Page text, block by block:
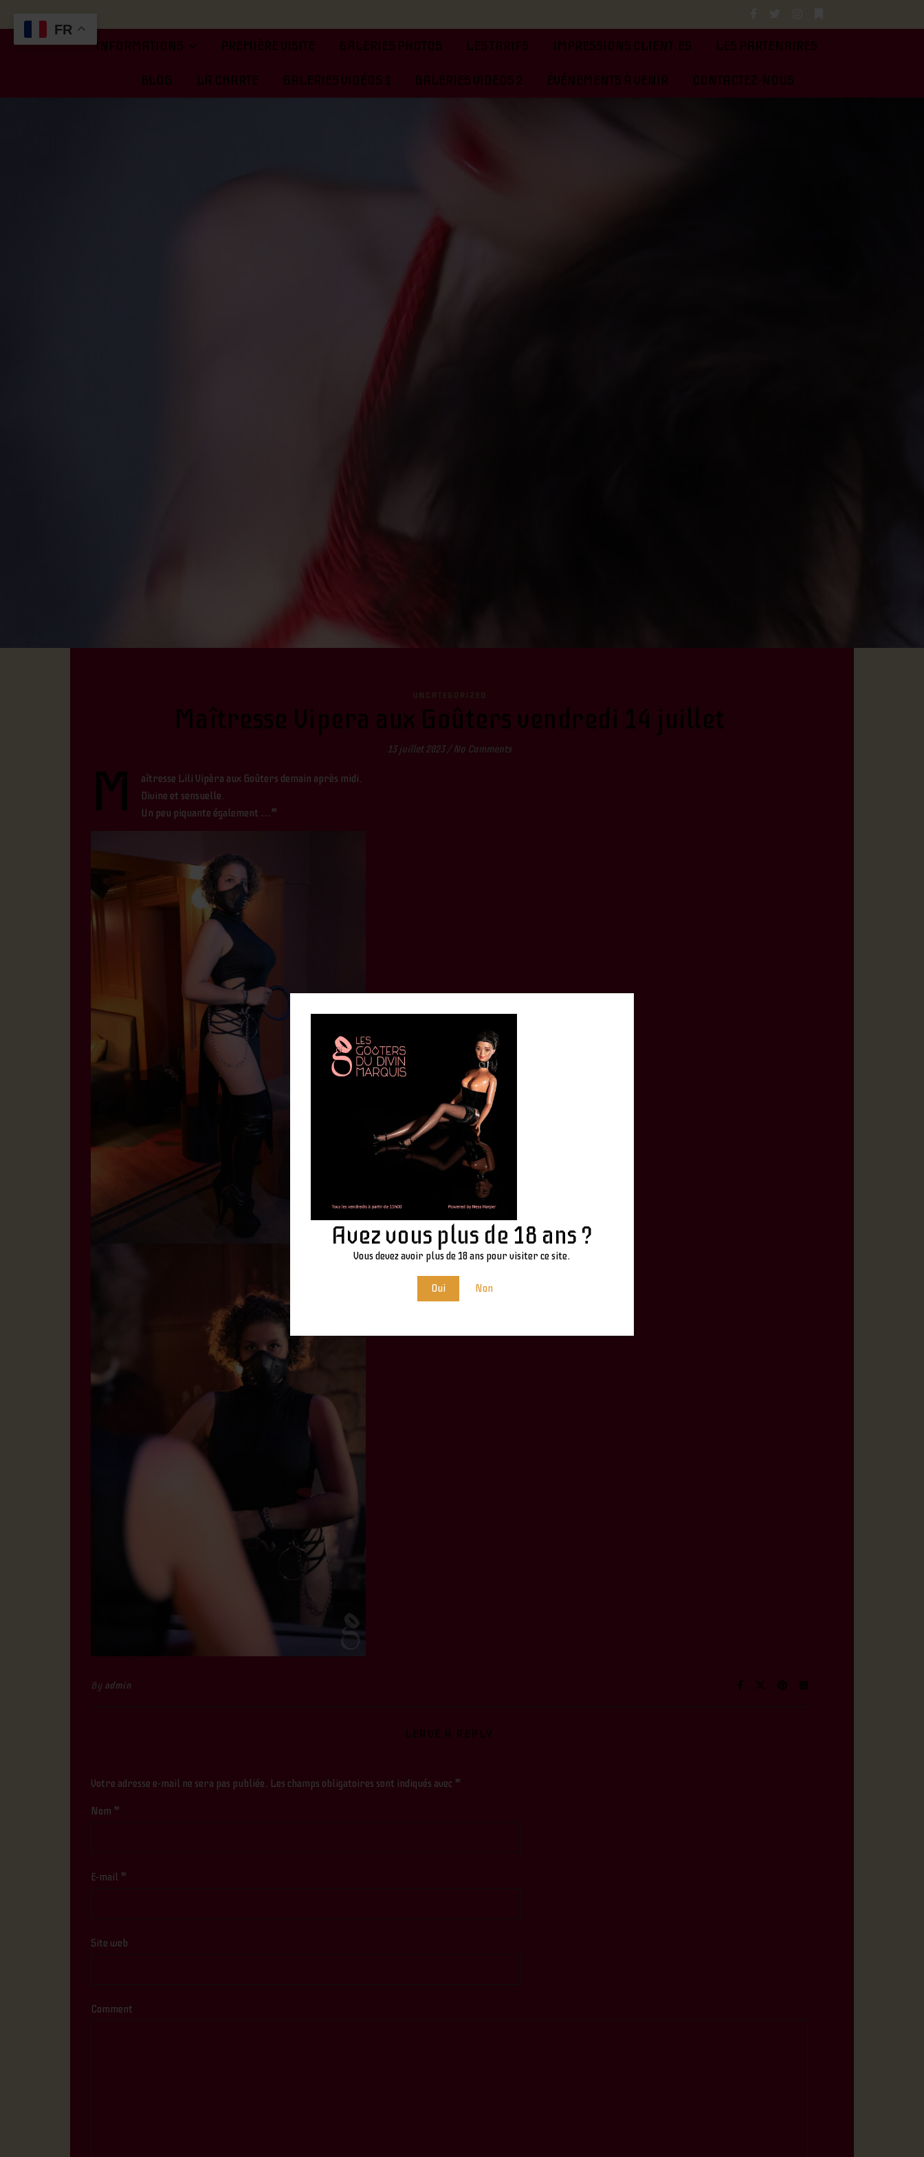
Avez vous plus de 18 ans ?
Vous devez avoir plus de 18 ans pour visiter ce site.
Oui Non
INFORMATIONS PREMIÈRE VISITE GALERIES PHOTOS LES TARIFS IMPRESSIONS CLIENT.ES LES PARTENAIRES
BLOG LA CHARTE GALERIES VIDÉOS 1 GALERIES VIDEOS 2 ÉVÉNEMENTS À VENIR CONTACTEZ-NOUS
UNCATEGORIZED
Maîtresse Vipera aux Goûters vendredi 14 juillet
13 juillet 2023 / No Comments
M
aîtresse Lili Vipèra aux Goûters demain après midi.
Divine et sensuelle.
Un peu piquante également …*
By admin
LEAVE A REPLY
Votre adresse e-mail ne sera pas publiée. Les champs obligatoires sont indiqués avec *
Nom *
E-mail *
Site web
Comment
FR